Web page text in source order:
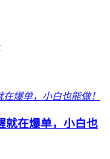
就在爆单，小白也